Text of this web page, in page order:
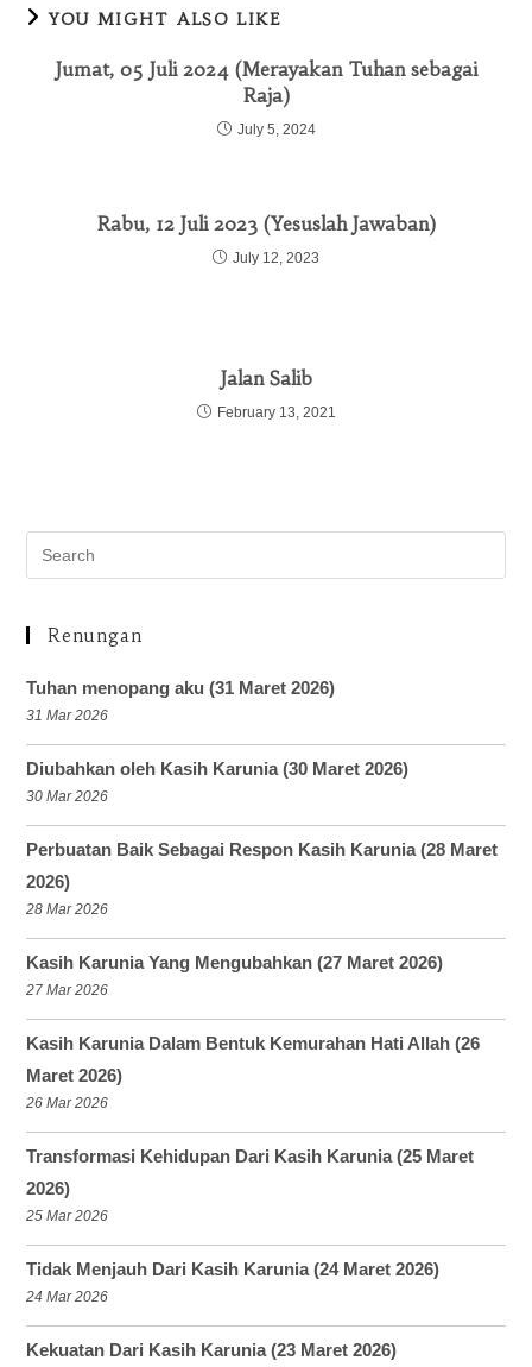
YOU MIGHT ALSO LIKE
Jumat, 05 Juli 2024 (Merayakan Tuhan sebagai
Raja)
July 5, 2024
Rabu, 12 Juli 2023 (Yesuslah Jawaban)
July 12, 2023
Jalan Salib
February 13, 2021
Renungan
Tuhan menopang aku (31 Maret 2026)
31 Mar 2026
Diubahkan oleh Kasih Karunia (30 Maret 2026)
30 Mar 2026
Perbuatan Baik Sebagai Respon Kasih Karunia (28 Maret
2026)
28 Mar 2026
Kasih Karunia Yang Mengubahkan (27 Maret 2026)
27 Mar 2026
Kasih Karunia Dalam Bentuk Kemurahan Hati Allah (26
Maret 2026)
26 Mar 2026
Transformasi Kehidupan Dari Kasih Karunia (25 Maret
2026)
25 Mar 2026
Tidak Menjauh Dari Kasih Karunia (24 Maret 2026)
24 Mar 2026
Kekuatan Dari Kasih Karunia (23 Maret 2026)